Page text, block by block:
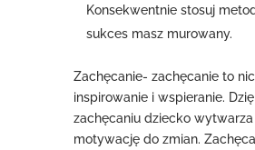
Konsekwentnie stosuj
sukces masz murowany.
Zachęcanie- zachęcanie to
inspirowanie i wspieranie.
zachęcaniu dziecko
motywację do zmian.